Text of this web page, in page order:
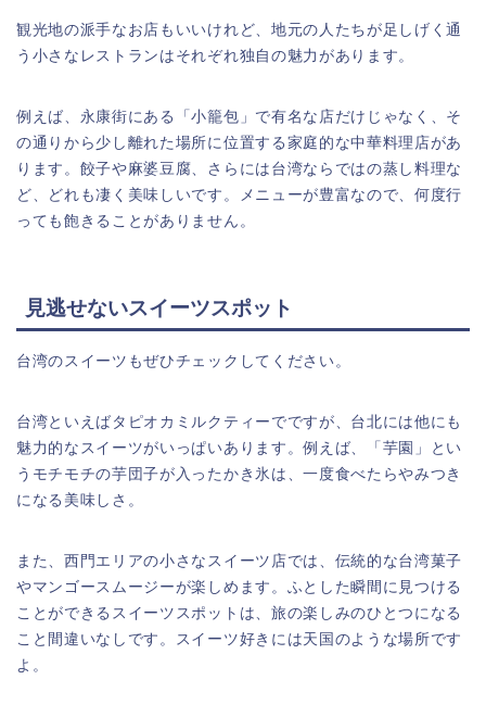
観光地の派手なお店もいいけれど、地元の人たちが足しげく通
う小さなレストランはそれぞれ独自の魅力があります。
例えば、永康街にある「小籠包」で有名な店だけじゃなく、そ
の通りから少し離れた場所に位置する家庭的な中華料理店があ
ります。餃子や麻婆豆腐、さらには台湾ならではの蒸し料理な
ど、どれも凄く美味しいです。メニューが豊富なので、何度行
っても飽きることがありません。
見逃せないスイーツスポット
台湾のスイーツもぜひチェックしてください。
台湾といえばタピオカミルクティーでですが、台北には他にも
魅力的なスイーツがいっぱいあります。例えば、「芋園」とい
うモチモチの芋団子が入ったかき氷は、一度食べたらやみつき
になる美味しさ。
また、西門エリアの小さなスイーツ店では、伝統的な台湾菓子
やマンゴースムージーが楽しめます。ふとした瞬間に見つける
ことができるスイーツスポットは、旅の楽しみのひとつになる
こと間違いなしです。スイーツ好きには天国のような場所です
よ。